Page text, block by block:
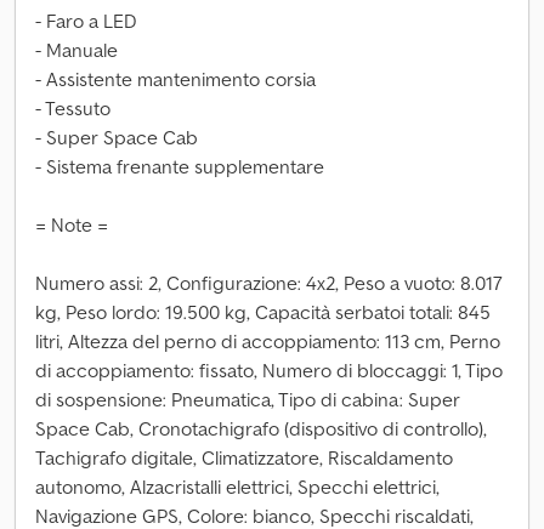
- Faro a LED
- Manuale
- Assistente mantenimento corsia
- Tessuto
- Super Space Cab
- Sistema frenante supplementare
= Note =
Numero assi: 2, Configurazione: 4x2, Peso a vuoto: 8.017
kg, Peso lordo: 19.500 kg, Capacità serbatoi totali: 845
litri, Altezza del perno di accoppiamento: 113 cm, Perno
di accoppiamento: fissato, Numero di bloccaggi: 1, Tipo
di sospensione: Pneumatica, Tipo di cabina: Super
Space Cab, Cronotachigrafo (dispositivo di controllo),
Tachigrafo digitale, Climatizzatore, Riscaldamento
autonomo, Alzacristalli elettrici, Specchi elettrici,
Navigazione GPS, Colore: bianco, Specchi riscaldati,